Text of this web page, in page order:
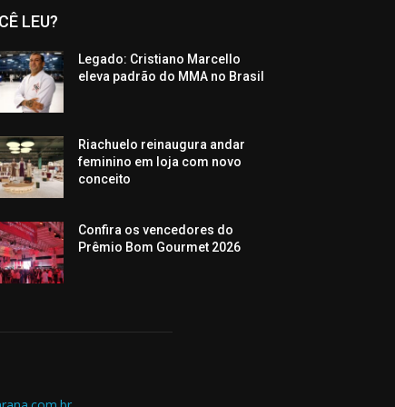
LEU?
Legado: Cristiano Marcello
eleva padrão do MMA no Brasil
Riachuelo reinaugura andar
feminino em loja com novo
conceito
Confira os vencedores do
Prêmio Bom Gourmet 2026